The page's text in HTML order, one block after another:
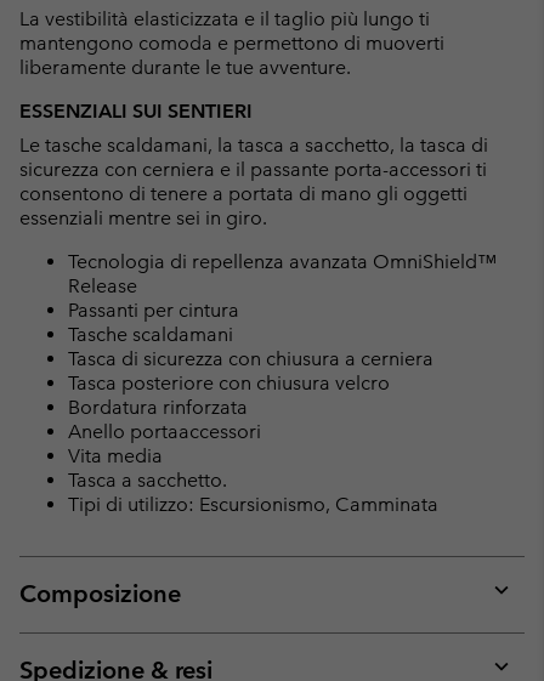
La vestibilità elasticizzata e il taglio più lungo ti
mantengono comoda e permettono di muoverti
liberamente durante le tue avventure.
ESSENZIALI SUI SENTIERI
Le tasche scaldamani, la tasca a sacchetto, la tasca di
sicurezza con cerniera e il passante porta-accessori ti
consentono di tenere a portata di mano gli oggetti
essenziali mentre sei in giro.
Tecnologia di repellenza avanzata OmniShield™
Release
Passanti per cintura
Tasche scaldamani
Tasca di sicurezza con chiusura a cerniera
Tasca posteriore con chiusura velcro
Bordatura rinforzata
Anello portaaccessori
Vita media
Tasca a sacchetto.
Tipi di utilizzo: Escursionismo, Camminata
Composizione
or
Spedizione & resi